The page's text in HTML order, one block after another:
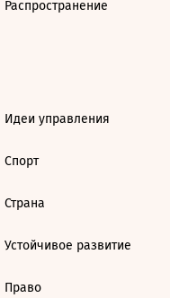
Распространение
Идеи управления
Спорт
Страна
Устойчивое развитие
Право